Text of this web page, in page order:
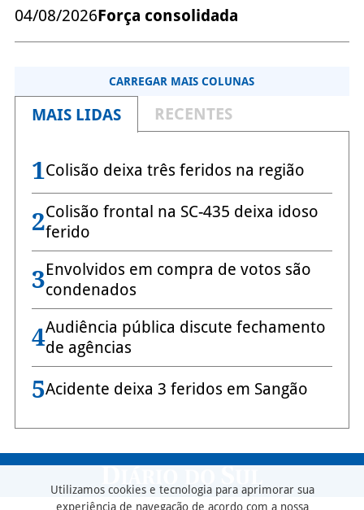
04/08/2026Força consolidada
CARREGAR MAIS COLUNAS
MAIS LIDAS RECENTES
1Colisão deixa três feridos na região
2Colisão frontal na SC-435 deixa idoso
ferido
3Envolvidos em compra de votos são
condenados
4Audiência pública discute fechamento
de agências
5Acidente deixa 3 feridos em Sangão
Utilizamos cookies e tecnologia para aprimorar sua
experiência de navegação de acordo com a nossa